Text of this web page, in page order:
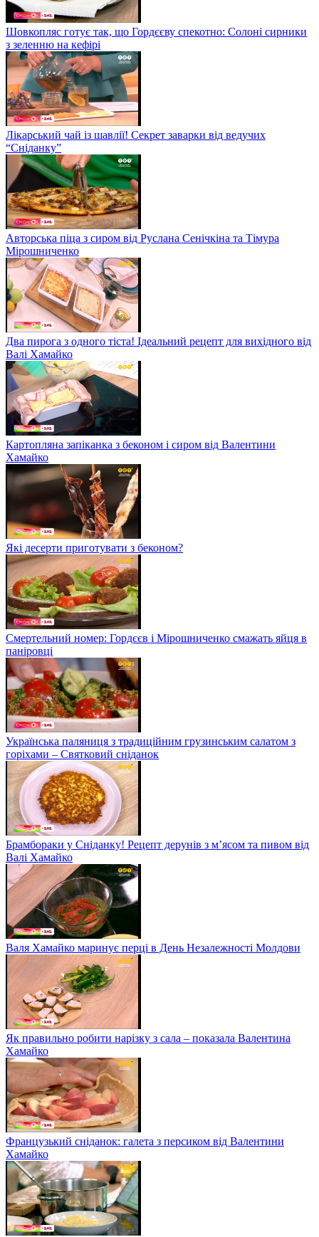
Шовкопляс готує так, що Гордєєву спекотно: Солоні сирники
з зеленню на кефірі
Лікарський чай із шавлії! Секрет заварки від ведучих
“Сніданку”
Авторська піца з сиром від Руслана Сенічкіна та Тімура
Мірошниченко
Два пирога з одного тіста! Ідеальний рецепт для вихідного від
Валі Хамайко
Картопляна запіканка з беконом і сиром від Валентини
Хамайко
Які десерти приготувати з беконом?
Смертельний номер: Гордєєв і Мірошниченко смажать яйця в
паніровці
Українська паляниця з традиційним грузинським салатом з
горіхами – Святковий сніданок
Брамбораки у Сніданку! Рецепт дерунів з м’ясом та пивом від
Валі Хамайко
Валя Хамайко маринує перці в День Незалежності Молдови
Як правильно робити нарізку з сала – показала Валентина
Хамайко
Французький сніданок: галета з персиком від Валентини
Хамайко